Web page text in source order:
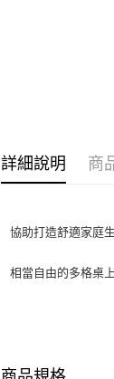
詳細說明 商
協助打造舒適家庭
相當自由的多格桌